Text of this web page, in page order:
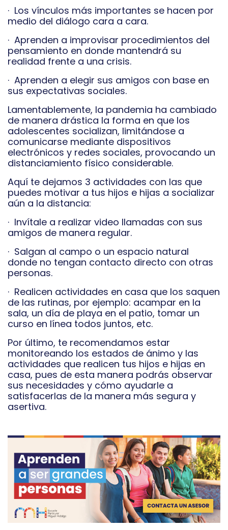
· Los vínculos más importantes se hacen por
medio del diálogo cara a cara.
· Aprenden a improvisar procedimientos del
pensamiento en donde mantendrá su
realidad frente a una crisis.
· Aprenden a elegir sus amigos con base en
sus expectativas sociales.
Lamentablemente, la pandemia ha cambiado
de manera drástica la forma en que los
adolescentes socializan, limitándose a
comunicarse mediante dispositivos
electrónicos y redes sociales, provocando un
distanciamiento físico considerable.
Aquí te dejamos 3 actividades con las que
puedes motivar a tus hijos e hijas a socializar
aún a la distancia:
· Invítale a realizar video llamadas con sus
amigos de manera regular.
· Salgan al campo o un espacio natural
donde no tengan contacto directo con otras
personas.
· Realicen actividades en casa que los saquen
de las rutinas, por ejemplo: acampar en la
sala, un día de playa en el patio, tomar un
curso en línea todos juntos, etc.
Por último, te recomendamos estar
monitoreando los estados de ánimo y las
actividades que realicen tus hijos e hijas en
casa, pues de esta manera podrás observar
sus necesidades y cómo ayudarle a
satisfacerlas de la manera más segura y
asertiva.